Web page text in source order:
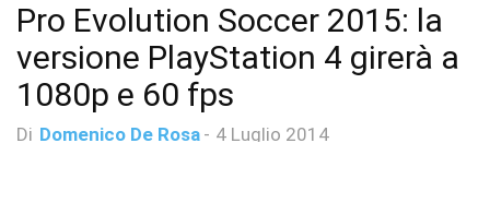
Pro Evolution Soccer 2015: la
versione PlayStation 4 girerà a
1080p e 60 fps
Di Domenico De Rosa - 4 Luglio 2014